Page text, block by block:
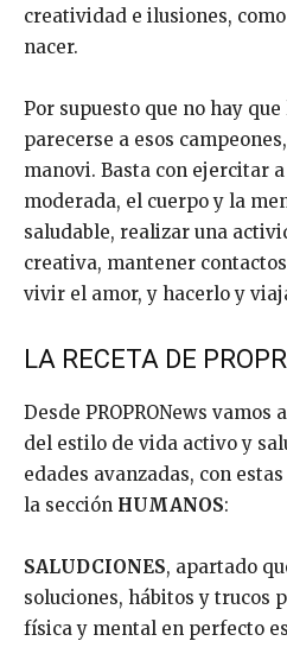
creatividad e ilusiones,
nacer.
Por supuesto que no hay
parecerse a esos
manovi. Basta con ejercitar
moderada, el cuerpo y la
saludable, realizar una
creativa, mantener
vivir el amor, y hacerlo y
LA RECETA DE
Desde PROPRONews
del estilo de vida activo y
edades avanzadas, con
la sección HUMANOS:
SALUDCIONES, apartado
soluciones, hábitos y trucos
física y mental en perfecto